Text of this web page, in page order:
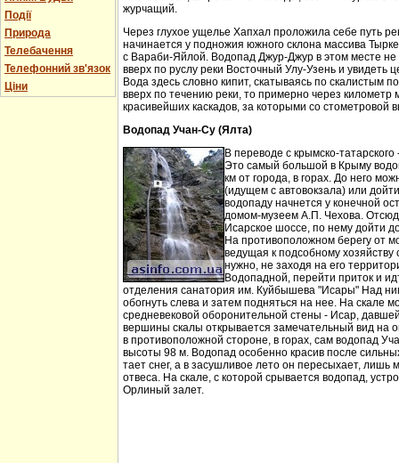
Події
Природа
Телебачення
Телефонний зв'язок
Ціни
журчащий.
Через глухое ущелье Хапхал проложила себе путь
начинается у подножия южного склона массива
с Вараби-Яйлой. Водопад Джур-Джур в этом месте
вверх по руслу реки Восточный Улу-Узень и увидеть
Вода здесь словно кипит, скатываясь по скалистым
вверх по течению реки, то примерно через километр
красивейших каскадов, за которыми со стометровой
Водопад Учан-Су (Ялта)
В переводе с крымско-
Это самый большой в Крыму
км от города, в горах. До него
(идущем с автовокзала) или
водопаду начнется у конечной
домом-музеем А.П. Чехова.
Исарское шоссе, по нему дойти
На противоположном берегу от
ведущая к подсобному
нужно, не заходя на его
Водопадной, перейти приток и
отделения санатория им. Куйбышева "Исары" Над
обогнуть слева и затем подняться на нее. На скале
средневековой оборонительной стены - Исар,
вершины скалы открывается замечательный вид на
в противоположной стороне, в горах, сам водопад
высоты 98 м. Водопад особенно красив после
тает снег, а в засушливое лето он пересыхает, лишь
отвеса. На скале, с которой срывается водопад,
Орлиный залет.